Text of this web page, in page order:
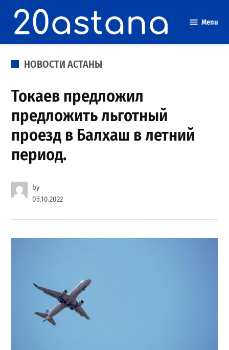
content
Menu
POSTED
НОВОСТИ АСТАНЫ
Токаев предложил
предложить льготный
проезд в Балхаш в летний
период.
by
05.10.2022